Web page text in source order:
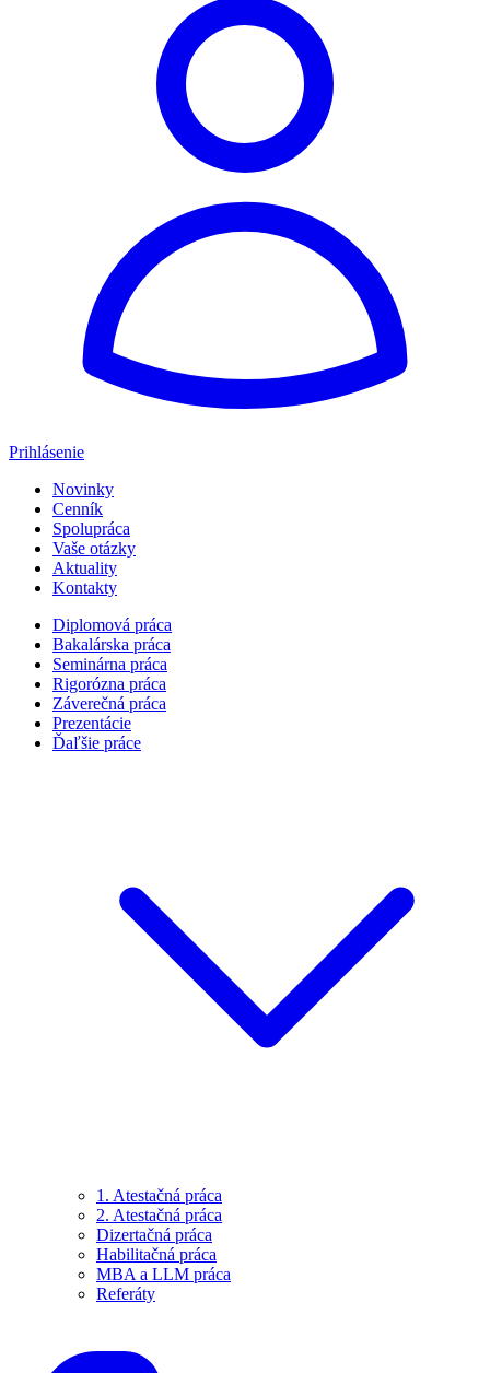
Prihlásenie
Novinky
Cenník
Spolupráca
Vaše otázky
Aktuality
Kontakty
Diplomová práca
Bakalárska práca
Seminárna práca
Rigorózna práca
Záverečná práca
Prezentácie
Ďaľšie práce
1. Atestačná práca
2. Atestačná práca
Dizertačná práca
Habilitačná práca
MBA a LLM práca
Referáty